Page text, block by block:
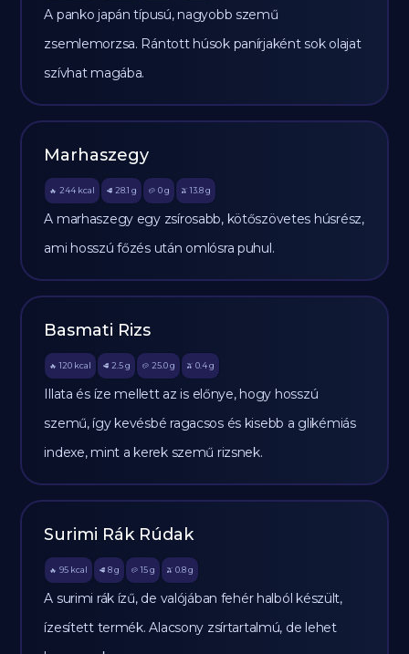
A panko japán típusú, nagyobb szemű
zsemlemorzsa. Rántott húsok panírjaként sok olajat
szívhat magába.
Marhaszegy
🔥 244 kcal 🥩 28.1 g 🥔 0g 🫒 13.8 g
A marhaszegy egy zsírosabb, kötőszövetes húsrész,
ami hosszú főzés után omlósra puhul.
Basmati Rizs
🔥 120 kcal 🥩 2.5 g 🥔 25.0g 🫒 0.4 g
Illata és íze mellett az is előnye, hogy hosszú
szemű, így kevésbé ragacsos és kisebb a glikémiás
indexe, mint a kerek szemű rizsnek.
Surimi Rák Rúdak
🔥 95 kcal 🥩 8 g 🥔 15g 🫒 0.8 g
A surimi rák ízű, de valójában fehér halból készült,
ízesített termék. Alacsony zsírtartalmú, de lehet